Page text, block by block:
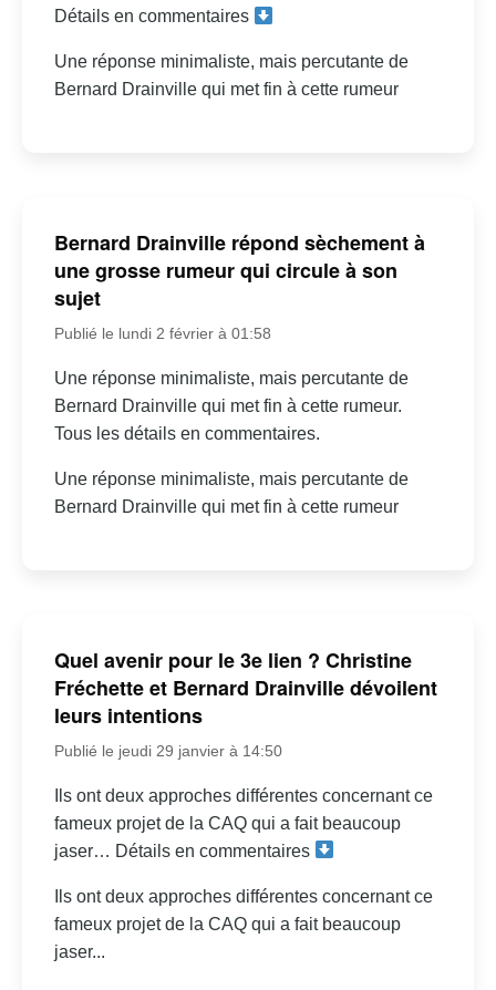
Détails en commentaires
Une réponse minimaliste, mais percutante de
Bernard Drainville qui met fin à cette rumeur
Bernard Drainville répond sèchement à
une grosse rumeur qui circule à son
sujet
Publié le lundi 2 février à 01:58
Une réponse minimaliste, mais percutante de
Bernard Drainville qui met fin à cette rumeur.
Tous les détails en commentaires.
Une réponse minimaliste, mais percutante de
Bernard Drainville qui met fin à cette rumeur
Quel avenir pour le 3e lien ? Christine
Fréchette et Bernard Drainville dévoilent
leurs intentions
Publié le jeudi 29 janvier à 14:50
Ils ont deux approches différentes concernant ce
fameux projet de la CAQ qui a fait beaucoup
jaser… Détails en commentaires
Ils ont deux approches différentes concernant ce
fameux projet de la CAQ qui a fait beaucoup
jaser...